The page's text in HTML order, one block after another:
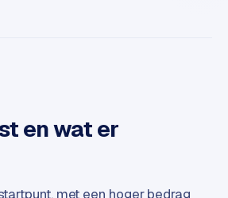
en wat er
met een hoger bedrag